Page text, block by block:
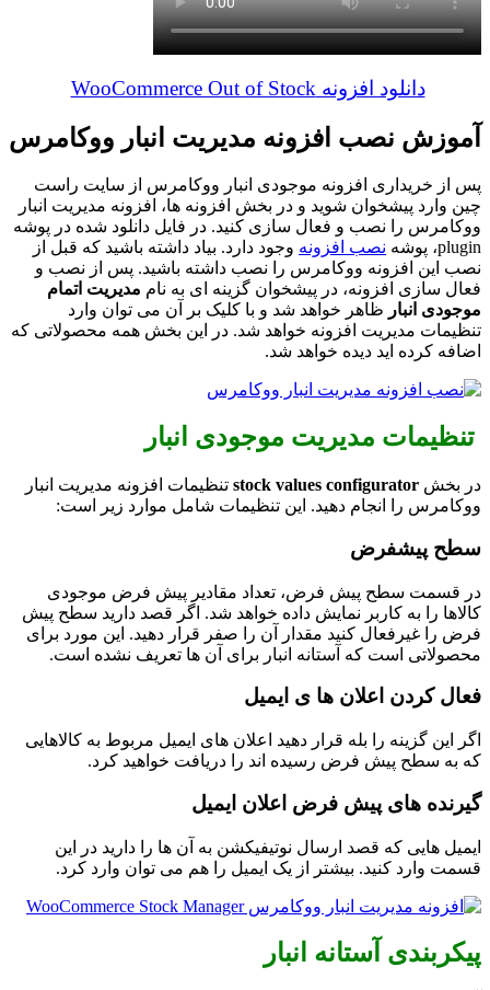
دانلود افزونه WooCommerce Out of Stock
آموزش نصب افزونه مدیریت انبار ووکامرس
پس از خریداری افزونه موجودی انبار ووکامرس از سایت راست
چین وارد پیشخوان شوید و در بخش افزونه ها، افزونه مدیریت انبار
ووکامرس را نصب و فعال سازی کنید. در فایل دانلود شده در پوشه
plugin، پوشه
نصب افزونه وجود دارد. بیاد داشته باشید که قبل از
نصب این افزونه ووکامرس را نصب داشته باشید. پس از نصب و
فعال سازی افزونه، در پیشخوان گزینه ای به نام مدیریت اتمام
موجودی انبار ظاهر خواهد شد و با کلیک بر آن می توان وارد
تنظیمات مدیریت افزونه خواهد شد. در این بخش همه محصولاتی که
اضافه کرده اید دیده خواهد شد.
تنظیمات مدیریت موجودی انبار
در بخش stock values configurator تنظیمات افزونه مدیریت انبار
ووکامرس را انجام دهید. این تنظیمات شامل موارد زیر است:
سطح پیشفرض
در قسمت سطح پیش فرض، تعداد مقادیر پیش فرض موجودی
کالاها را به کاربر نمایش داده خواهد شد. اگر قصد دارید سطح پیش
فرض را غیرفعال کنید مقدار آن را صفر قرار دهید. این مورد برای
محصولاتی است که آستانه انبار برای آن ها تعریف نشده است.
فعال کردن اعلان ها ی ایمیل
اگر این گزینه را بله قرار دهید اعلان های ایمیل مربوط به کالاهایی
که به سطح پیش فرض رسیده اند را دریافت خواهید کرد.
گیرنده های پیش فرض اعلان ایمیل
ایمیل هایی که قصد ارسال نوتیفیکشن به آن ها را دارید در این
قسمت وارد کنید. بیشتر از یک ایمیل را هم می توان وارد کرد.
پیکربندی آستانه انبار